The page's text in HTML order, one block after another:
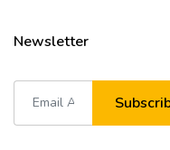
Newsletter